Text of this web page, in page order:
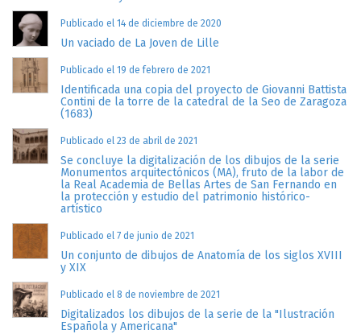
Publicado el 14 de diciembre de 2020
Un vaciado de La Joven de Lille
Publicado el 19 de febrero de 2021
Identificada una copia del proyecto de Giovanni Battista
Contini de la torre de la catedral de la Seo de Zaragoza
(1683)
Publicado el 23 de abril de 2021
Se concluye la digitalización de los dibujos de la serie
Monumentos arquitectónicos (MA), fruto de la labor de
la Real Academia de Bellas Artes de San Fernando en
la protección y estudio del patrimonio histórico-
artístico
Publicado el 7 de junio de 2021
Un conjunto de dibujos de Anatomía de los siglos XVIII
y XIX
Publicado el 8 de noviembre de 2021
Digitalizados los dibujos de la serie de la "Ilustración
Española y Americana"